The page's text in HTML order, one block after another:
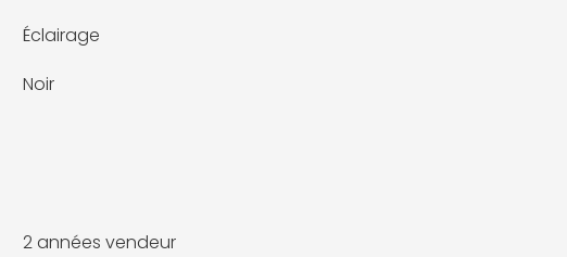
Éclairage
Noir
2 années vendeur